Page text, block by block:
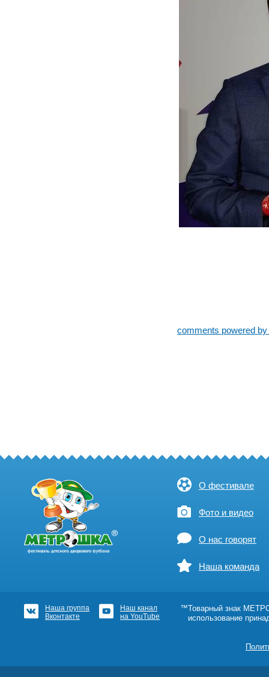
comments powered
О фестивале
Фото и видео
О нас говорят
Наша команда
Наша группа
Вконтакте
Наш канал
на YouTube
™Товарный знак
использование